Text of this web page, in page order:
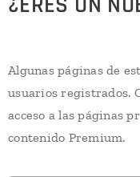
Algunas páginas de
usuarios registrados.
acceso a las páginas
contenido Premium.